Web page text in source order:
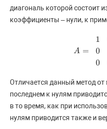
диагональ которой состоит
коэффициенты – нули, к
A =
1
0
0
A= 10 a1
Отличается данный метод от
последнем к нулям
в то время, как при
нулям приводится также и